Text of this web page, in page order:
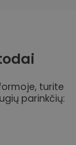
turite
parinkčių: